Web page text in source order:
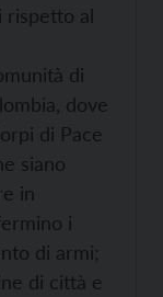
rispetto al
di
dove
di Pace
siano
in
i
di armi;
di città e